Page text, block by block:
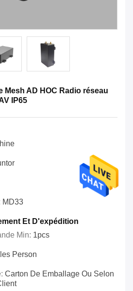
Mesh AD HOC Radio réseau
IP65
MD33
Et D'expédition
Min: 1pcs
Person
Carton De Emballage Ou Selon